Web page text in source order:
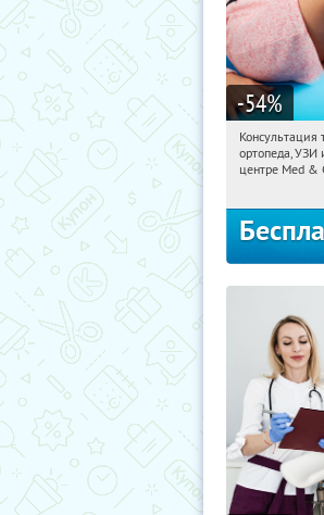
-54%
13:20:35
Тверская
Консультация
ортопеда, УЗИ
центре Med &